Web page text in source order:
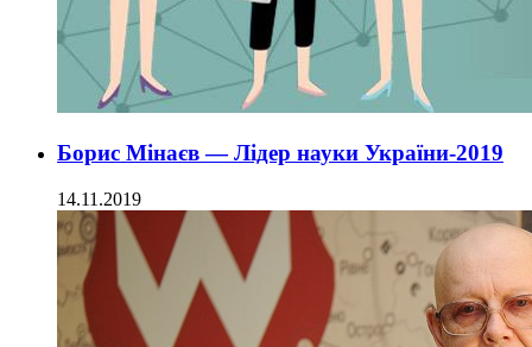
Борис Мінаєв — Лідер науки України-2019
14.11.2019